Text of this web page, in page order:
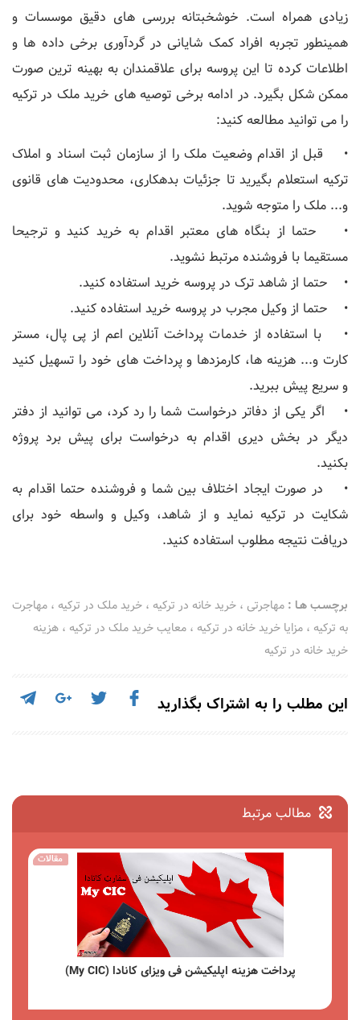
زیادی همراه است. خوشخبتانه بررسی های دقیق موسسات و
همینطور تجربه افراد کمک شایانی در گردآوری برخی داده ها و
اطلاعات کرده تا این پروسه برای علاقمندان به بهینه ترین صورت
ممکن شکل بگیرد. در ادامه برخی توصیه های خرید ملک در ترکیه
را می توانید مطالعه کنید:
• قبل از اقدام وضعیت ملک را از سازمان ثبت اسناد و املاک
ترکیه استعلام بگیرید تا جزئیات بدهکاری، محدودیت های قانوی
و... ملک را متوجه شوید.
• حتما از بنگاه های معتبر اقدام به خرید کنید و ترجیحا
مستقیما با فروشنده مرتبط نشوید.
• حتما از شاهد ترک در پروسه خرید استفاده کنید.
• حتما از وکیل مجرب در پروسه خرید استفاده کنید.
• با استفاده از خدمات پرداخت آنلاین اعم از پی پال، مستر
کارت و... هزینه ها، کارمزدها و پرداخت های خود را تسهیل کنید
و سریع پیش ببرید.
• اگر یکی از دفاتر درخواست شما را رد کرد، می توانید از دفتر
دیگر در بخش دیری اقدام به درخواست برای پیش برد پروژه
بکنید.
• در صورت ایجاد اختلاف بین شما و فروشنده حتما اقدام به
شکایت در ترکیه نماید و از شاهد، وکیل و واسطه خود برای
دریافت نتیجه مطلوب استفاده کنید.
برچسـب هـا : مهاجرتی ، خرید خانه در ترکیه ، خرید ملک در ترکیه ، مهاجرت
به ترکیه ، مزایا خرید خانه در ترکیه ، معایب خرید ملک در ترکیه ، هزینه
خرید خانه در ترکیه
این مطلب را به اشتراک بگذارید
مطالب مرتبط
مقالات
پرداخت هزینه اپلیکیشن فی ویزای کانادا (My CIC)